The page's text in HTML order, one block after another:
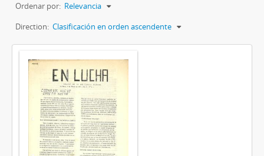
Ordenar por: Relevancia
Direction: Clasificación en orden ascendente